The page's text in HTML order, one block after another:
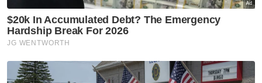
biji sejak bulan lalu.